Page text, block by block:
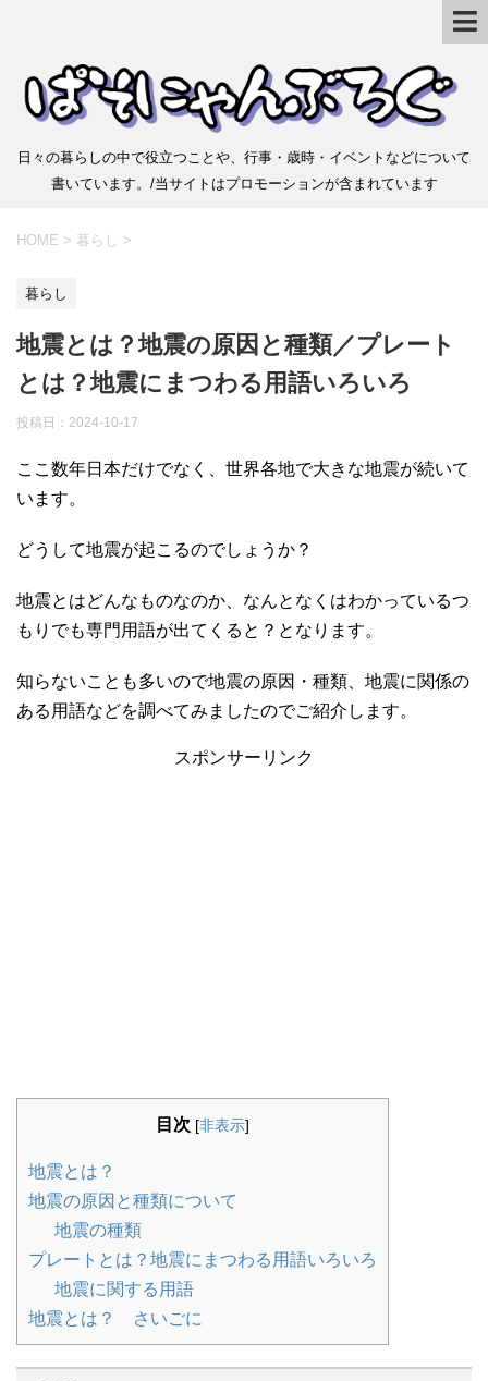
日々の暮らしの中で役立つことや、行事・歳時・イベントなどについて
書いています。/当サイトはプロモーションが含まれています
HOME > 暮らし >
暮らし
地震とは？地震の原因と種類／プレート
とは？地震にまつわる用語いろいろ
投稿日： 2024-10-17
ここ数年日本だけでなく、世界各地で大きな地震が続いて
います。
どうして地震が起こるのでしょうか？
地震とはどんなものなのか、なんとなくはわかっているつ
もりでも専門用語が出てくると？となります。
知らないことも多いので地震の原因・種類、地震に関係の
ある用語などを調べてみましたのでご紹介します。
スポンサーリンク
目次 [非表示]
地震とは？
地震の原因と種類について
地震の種類
プレートとは？地震にまつわる用語いろいろ
地震に関する用語
地震とは？ さいごに